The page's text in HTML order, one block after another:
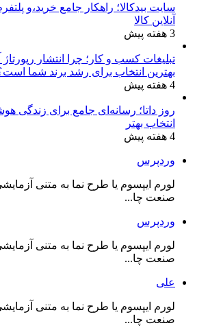
سایت بیدکالا؛ راهکار جامع خرید،و
آنلاین کالا
3 هفته پیش
تبلیغات کسب و کار؛ چرا انتشار رپورتاژ
بهترین انتخاب برای رشد برند شما
4 هفته پیش
روز داتا؛ رسانه‌ای جامع برای زندگی
انتخاب بهتر
4 هفته پیش
وردپرس
لورم ایپسوم یا طرح‌ نما به متنی
صنعت چا...
وردپرس
لورم ایپسوم یا طرح‌ نما به متنی
صنعت چا...
علی
لورم ایپسوم یا طرح‌ نما به متنی
صنعت چا...